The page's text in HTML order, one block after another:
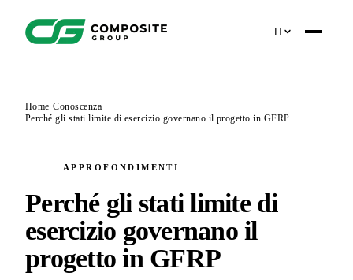
IT
Home·Conoscenza·
Perché gli stati limite di esercizio governano il progetto in GFRP
APPROFONDIMENTI
Perché gli stati limite di
esercizio governano il
progetto in GFRP